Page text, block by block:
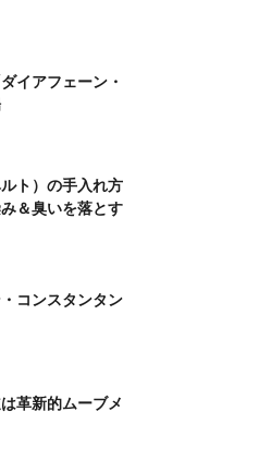
イアフェーン・
ト）の手入れ方
＆臭いを落とす
コンスタンタン
革新的ムーブメ